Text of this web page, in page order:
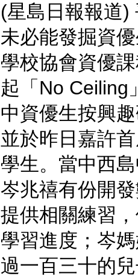
(星島日報報道)
未必能發掘資
學校協會資優
起「No Ceiling
中資優生按興
並於昨日嘉許
學生。當中西
岑兆禧有份開
提供相關練習
學習進度；岑
過一百三十的